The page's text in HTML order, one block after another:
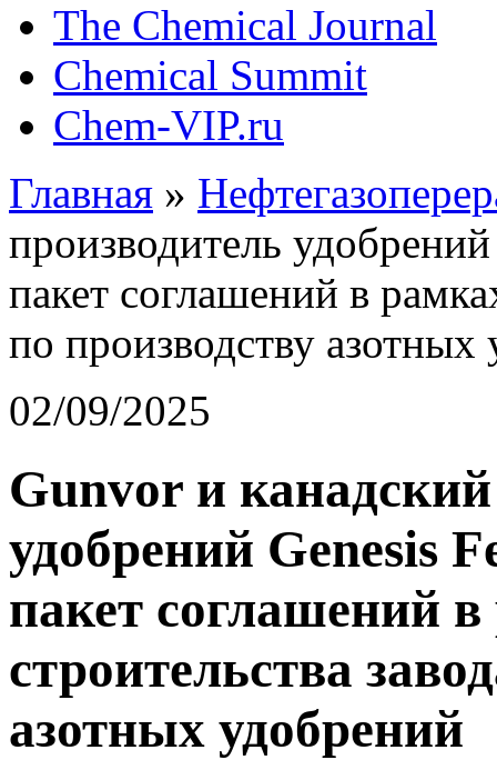
The Chemical Journal
Chemical Summit
Chem-VIP.ru
Главная »
производитель
пакет соглашений в
по производству азотных
02/09/2025
Gunvor и
удобрений Genesis
пакет соглашений
строительства
азотных удобрений